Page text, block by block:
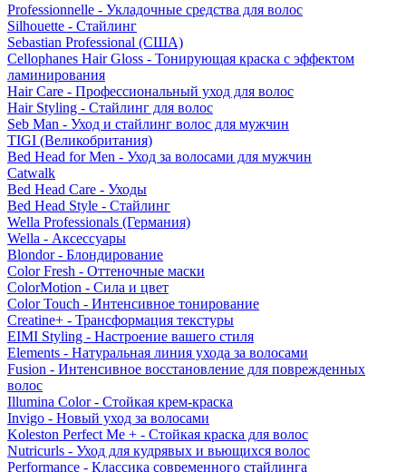
Professionnelle - Укладочные средства для волос
Silhouette - Стайлинг
Sebastian Professional (США)
Cellophanes Hair Gloss - Тонирующая краска с эффектом
ламинирования
Hair Care - Профессиональный уход для волос
Hair Styling - Стайлинг для волос
Seb Man - Уход и стайлинг волос для мужчин
TIGI (Великобритания)
Bed Head for Men - Уход за волосами для мужчин
Catwalk
Bed Head Care - Уходы
Bed Head Style - Стайлинг
Wella Professionals (Германия)
Wella - Аксессуары
Blondor - Блондирование
Color Fresh - Оттеночные маски
ColorMotion - Сила и цвет
Color Touch - Интенсивное тонирование
Creatine+ - Трансформация текстуры
EIMI Styling - Настроение вашего стиля
Elements - Натуральная линия ухода за волосами
Fusion - Интенсивное восстановление для поврежденных
волос
Illumina Color - Стойкая крем-краска
Invigo - Новый уход за волосами
Koleston Perfect Me + - Стойкая краска для волос
Nutricurls - Уход для кудрявых и вьющихся волос
Performance - Классика современного стайлинга